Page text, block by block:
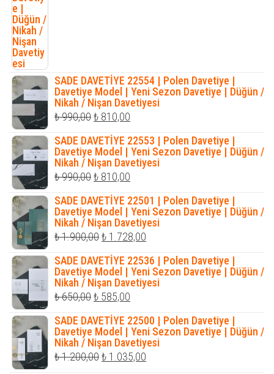
SADE DAVETİYE 22554 | Polen Davetiye |
Davetiye Model | Yeni Sezon Davetiye | Düğün /
Nikah / Nişan Davetiyesi
₺990,00Orijinal
fiyat:
₺ 990,00.
₺ 810,00
fiyat:
₺ 810,00.
SADE DAVETİYE 22553 | Polen Davetiye |
Davetiye Model | Yeni Sezon Davetiye | Düğün /
Nikah / Nişan Davetiyesi
₺990,00Orijinal
fiyat:
₺ 990,00.
₺ 810,00
fiyat:
₺ 810,00.
SADE DAVETİYE 22501 | Polen Davetiye |
Davetiye Model | Yeni Sezon Davetiye | Düğün /
Nikah / Nişan Davetiyesi
₺1.900,00Orijinal
fiyat:
₺ 1.900,00.
₺ 1.728,00
fiyat:
₺ 1.728,00.
SADE DAVETİYE 22536 | Polen Davetiye |
Davetiye Model | Yeni Sezon Davetiye | Düğün /
Nikah / Nişan Davetiyesi
₺650,00Orijinal
fiyat:
₺ 650,00.
₺ 585,00
fiyat:
₺ 585,00.
SADE DAVETİYE 22500 | Polen Davetiye |
Davetiye Model | Yeni Sezon Davetiye | Düğün /
Nikah / Nişan Davetiyesi
₺1.200,00Orijinal
₺ 1.035,00